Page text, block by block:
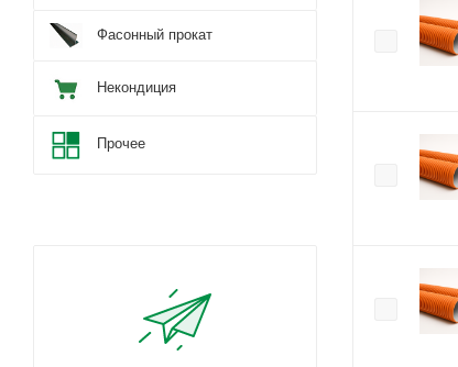
Фасонный прокат
Некондиция
Прочее